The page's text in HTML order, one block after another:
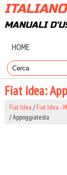
MANUALI
HOME
Fiat Idea:
Fiat Idea /Fiat Idea -
/ Appoggiatesta